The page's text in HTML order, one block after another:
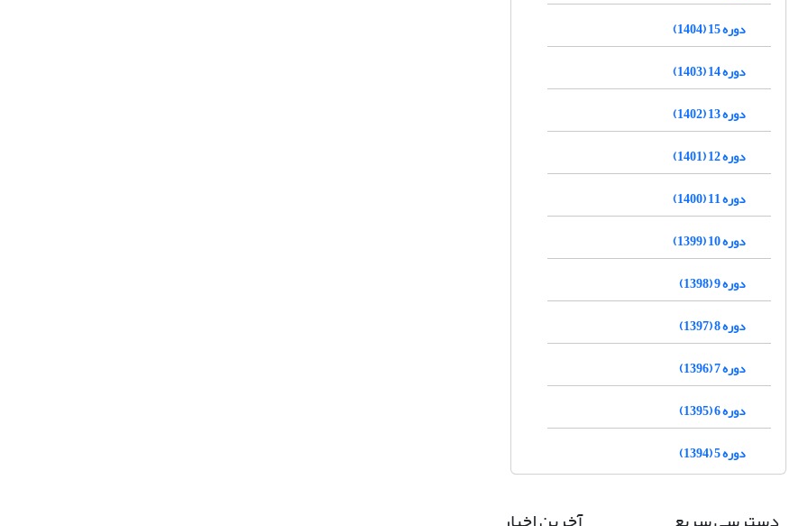
دوره 15 (1404)
دوره 14 (1403)
دوره 13 (1402)
دوره 12 (1401)
دوره 11 (1400)
دوره 10 (1399)
دوره 9 (1398)
دوره 8 (1397)
دوره 7 (1396)
دوره 6 (1395)
دوره 5 (1394)